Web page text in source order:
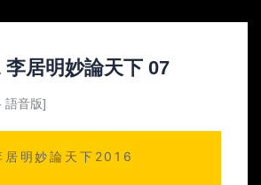
天下 16
天下 18
李居明妙論天下 07
語音版]
居明妙論天下2016